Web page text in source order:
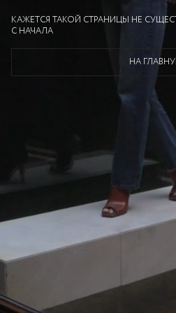
КАЖЕТСЯ ТАКОЙ СТРАНИЦЫ НЕ
С НАЧАЛА
НА